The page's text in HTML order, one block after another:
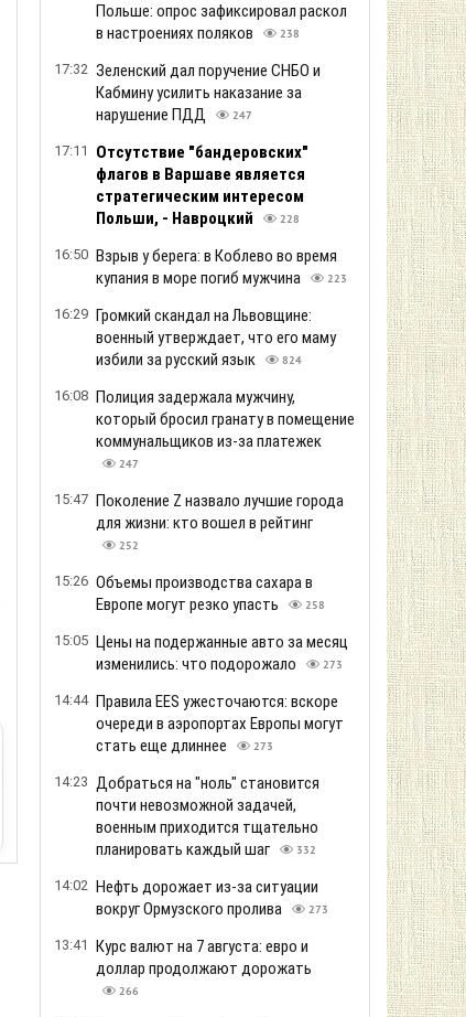
Польше: опрос зафиксировал раскол
в настроениях поляков
238
17:32 Зеленский дал поручение СНБО и
Кабмину усилить наказание за
нарушение ПДД
247
17:11
Отсутствие "бандеровских"
флагов в Варшаве является
стратегическим интересом
Польши, - Навроцкий
228
16:50 Взрыв у берега: в Коблево во время
купания в море погиб мужчина
223
16:29 Громкий скандал на Львовщине:
военный утверждает, что его маму
избили за русский язык
824
16:08 Полиция задержала мужчину,
который бросил гранату в помещение
коммунальщиков из-за платежек
247
15:47 Поколение Z назвало лучшие города
для жизни: кто вошел в рейтинг
252
15:26 Объемы производства сахара в
Европе могут резко упасть
258
15:05 Цены на подержанные авто за месяц
изменились: что подорожало
273
14:44 Правила EES ужесточаются: вскоре
очереди в аэропортах Европы могут
стать еще длиннее
273
14:23 Добраться на "ноль" становится
почти невозможной задачей,
военным приходится тщательно
планировать каждый шаг
332
14:02 Нефть дорожает из-за ситуации
вокруг Ормузского пролива
273
13:41 Курс валют на 7 августа: евро и
доллар продолжают дорожать
266